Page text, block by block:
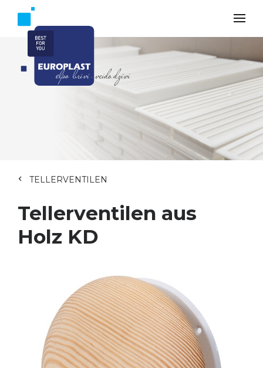
TELLERVENTILEN
Tellerventilen aus
Holz KD